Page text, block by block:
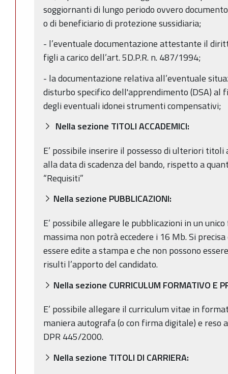
soggiornanti di lungo periodo ovvero
o di beneficiario di protezione sussidiaria;
- l’eventuale documentazione attestante il
figli a carico dell’art. 5D.P.R. n. 487/1994;
- la documentazione relativa all’eventuale
disturbo specifico dell'apprendimento (DSA)
degli eventuali idonei strumenti compensativi;
Nella sezione TITOLI ACCADEMICI:
E’ possibile inserire il possesso di ulteriori titoli
alla data di scadenza del bando, rispetto a
“Requisiti”
Nella sezione PUBBLICAZIONI:
E’ possibile allegare le pubblicazioni in un
massima non potrà eccedere i 16 Mb. Si
essere edite a stampa e che non possono
risulti l’apporto del candidato.
Nella sezione CURRICULUM FORMATIVO E
E’ possibile allegare il curriculum vitae in
maniera autografa (o con firma digitale) e reso
DPR 445/2000.
Nella sezione TITOLI DI CARRIERA: